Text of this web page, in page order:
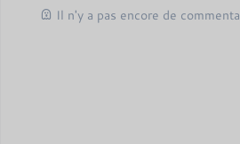
Il n'y a pas encore de